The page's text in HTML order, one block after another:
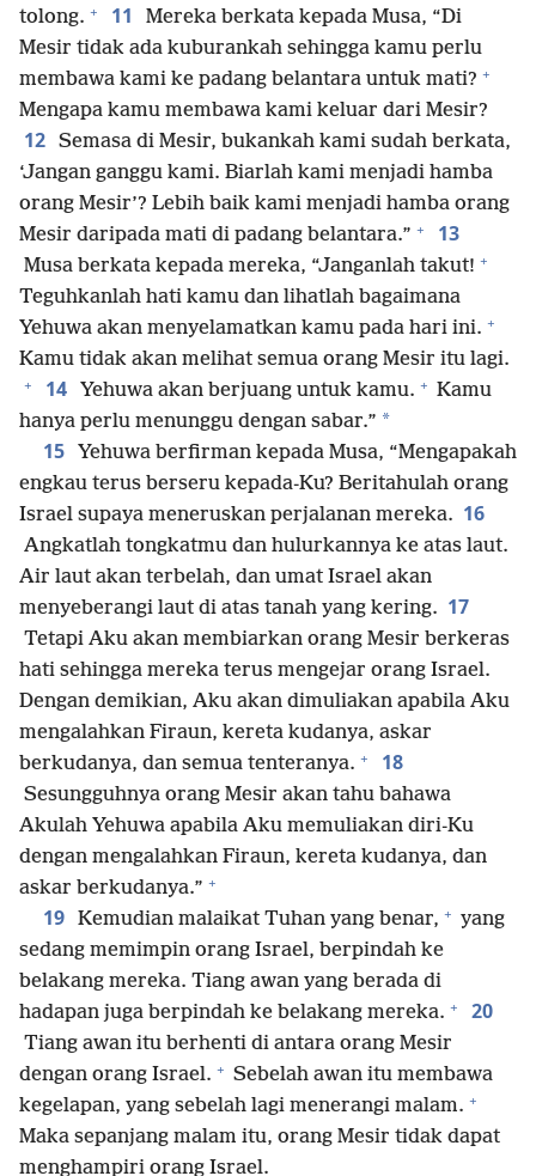
tolong. + 11
Mereka berkata kepada Musa, “Di
Mesir tidak ada kuburankah sehingga kamu perlu
membawa kami ke padang belantara untuk mati? +
Mengapa kamu membawa kami keluar dari Mesir?
12 Semasa di Mesir, bukankah kami sudah berkata,
‘Jangan ganggu kami. Biarlah kami menjadi hamba
orang Mesir’? Lebih baik kami menjadi hamba orang
Mesir daripada mati di padang belantara.” + 13
Musa berkata kepada mereka, “Janganlah takut! +
Teguhkanlah hati kamu dan lihatlah bagaimana
Yehuwa akan menyelamatkan kamu pada hari ini. +
Kamu tidak akan melihat semua orang Mesir itu lagi.
+ 14 Yehuwa akan berjuang untuk kamu. + Kamu
hanya perlu menunggu dengan sabar.” *
15
Yehuwa berfirman kepada Musa, “Mengapakah
engkau terus berseru kepada-Ku? Beritahulah orang
Israel supaya meneruskan perjalanan mereka. 16
Angkatlah tongkatmu dan hulurkannya ke atas laut.
Air laut akan terbelah, dan umat Israel akan
menyeberangi laut di atas tanah yang kering. 17
Tetapi Aku akan membiarkan orang Mesir berkeras
hati sehingga mereka terus mengejar orang Israel.
Dengan demikian, Aku akan dimuliakan apabila Aku
mengalahkan Firaun, kereta kudanya, askar
berkudanya, dan semua tenteranya. + 18
Sesungguhnya orang Mesir akan tahu bahawa
Akulah Yehuwa apabila Aku memuliakan diri-Ku
dengan mengalahkan Firaun, kereta kudanya, dan
askar berkudanya.” +
19 Kemudian malaikat Tuhan yang benar, + yang
sedang memimpin orang Israel, berpindah ke
belakang mereka. Tiang awan yang berada di
hadapan juga berpindah ke belakang mereka. + 20
Tiang awan itu berhenti di antara orang Mesir
dengan orang Israel. + Sebelah awan itu membawa
kegelapan, yang sebelah lagi menerangi malam. +
Maka sepanjang malam itu, orang Mesir tidak dapat
menghampiri orang Israel.